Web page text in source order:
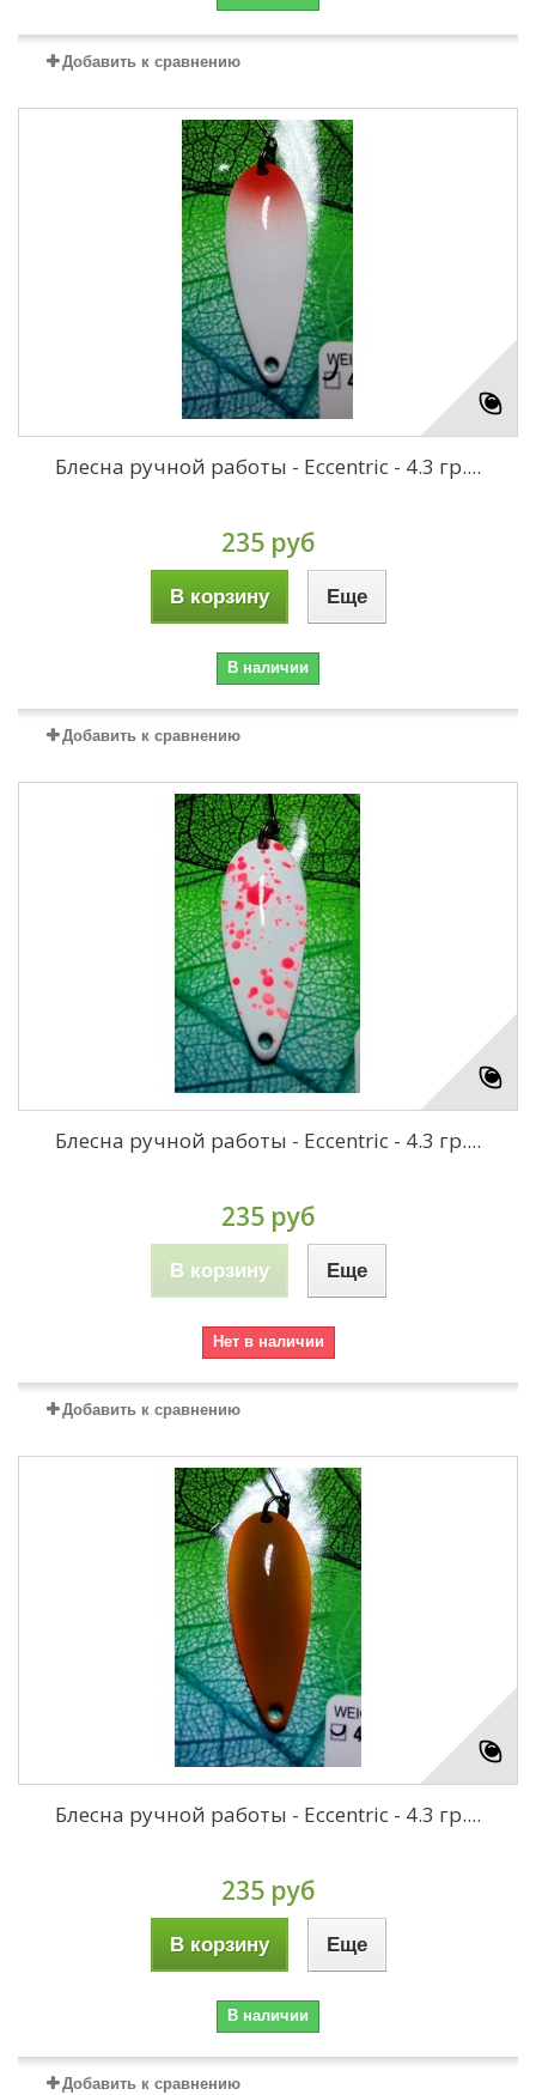
Добавить к сравнению
Блесна ручной работы - Eccentric - 4.3 гр....
235 руб
В корзину Еще
В наличии
Добавить к сравнению
Блесна ручной работы - Eccentric - 4.3 гр....
235 руб
В корзину Еще
Нет в наличии
Добавить к сравнению
Блесна ручной работы - Eccentric - 4.3 гр....
235 руб
В корзину Еще
В наличии
Добавить к сравнению